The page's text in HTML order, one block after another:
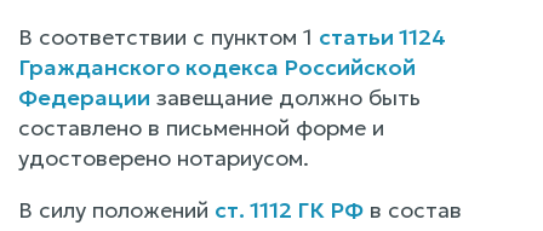
В соответствии с пунктом 1 статьи 1124
Гражданского кодекса Российской
Федерации завещание должно быть
составлено в письменной форме и
удостоверено нотариусом.
В силу положений ст. 1112 ГК РФ в состав